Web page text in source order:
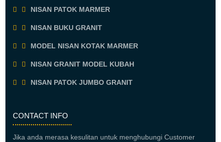
NISAN PATOK MARMER
NISAN BUKU GRANIT
MODEL NISAN KOTAK MARMER
NISAN GRANIT MODEL KUBAH
NISAN PATOK JUMBO GRANIT
CONTACT INFO
Jika anda merasa kesulitan untuk menghubungi Customer